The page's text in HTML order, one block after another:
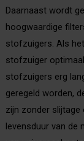
Daarnaast wordt
hoogwaardige
stofzuigers. Als
stofzuiger
stofzuigers erg
geregeld worden,
zijn zonder slijtage
levensduur van de